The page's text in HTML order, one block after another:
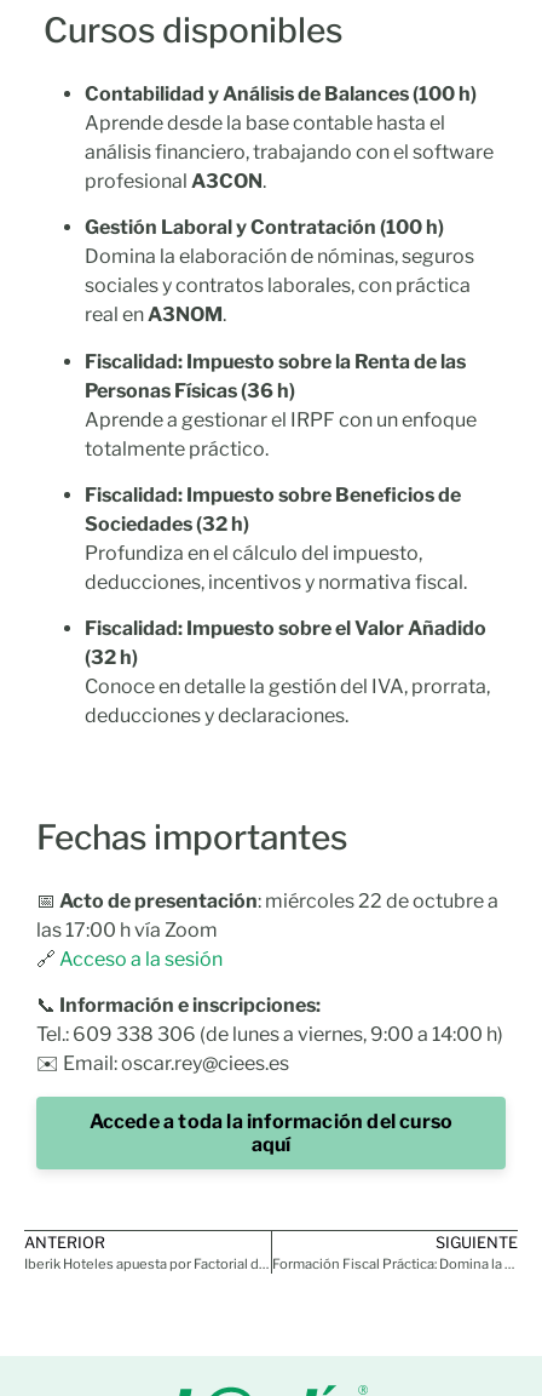
Cursos disponibles
Contabilidad y Análisis de Balances (100 h)
Aprende desde la base contable hasta el
análisis financiero, trabajando con el software
profesional A3CON.
Gestión Laboral y Contratación (100 h)
Domina la elaboración de nóminas, seguros
sociales y contratos laborales, con práctica
real enA3NOM.
Fiscalidad: Impuesto sobre la Renta de las
Personas Físicas (36 h)
Aprende a gestionar el IRPF con un enfoque
totalmente práctico.
Fiscalidad: Impuesto sobre Beneficios de
Sociedades (32 h)
Profundiza en el cálculo del impuesto,
deducciones, incentivos y normativa fiscal.
Fiscalidad: Impuesto sobre el Valor Añadido
(32 h)
Conoce en detalle la gestión del IVA, prorrata,
deducciones y declaraciones.
Fechas importantes
📅 Acto de presentación: miércoles 22 de octubre a
las 17:00 h vía Zoom
🔗 Acceso a la sesión
📞 Información e inscripciones:
Tel.: 609 338 306 (de lunes a viernes, 9:00 a 14:00 h)
✉️ Email:oscar.rey@ciees.es
Accede a toda la información del curso
aquí
ANTERIOR
Iberik Hoteles apuesta por Factorial de la mano de Landín
SIGUIENTE
Formación Fiscal Práctica: Domina la Contabilidad del Impuesto de Sociedades y del IVA